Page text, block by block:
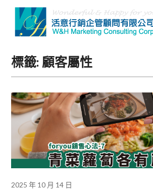
content
標籤: 顧客屬性
2025 年 10 月 14 日